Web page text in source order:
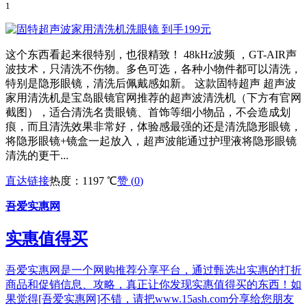
1
这个东西看起来很特别，也很精致！ 48kHz波频 ，GT-AIR声
波技术，只清洗不伤物。多色可选，各种小物件都可以清洗，
特别是隐形眼镜，清洗后佩戴感如新。 这款固特超声 超声波
家用清洗机是宝岛眼镜官网推荐的超声波清洗机（下方有官网
截图），适合清洗名贵眼镜、首饰等细小物品，不会造成划
痕，而且清洗效果非常好，体验感最强的还是清洗隐形眼镜，
将隐形眼镜+镜盒一起放入，超声波能通过护理液将隐形眼镜
清洗的更干...
直达链接热度：1197 ℃赞 (0)
吾爱实惠网
实惠值得买
吾爱实惠网是一个网购推荐分享平台，通过甄选出实惠的打折
商品和促销信息、攻略，真正让你发现实惠值得买的东西！如
果觉得[吾爱实惠网]不错，请把www.15ash.com分享给您朋友